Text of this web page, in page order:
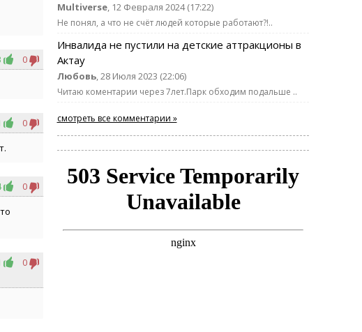
0
0
0
0
Multiverse, 12 Февраля 2024 (17:22)
Не понял, а что не счёт людей которые работают?!..
Инвалида не пустили на детские аттракционы в
Актау
Любовь, 28 Июля 2023 (22:06)
Читаю коментарии через 7лет.Парк обходим подальше ..
смотреть все комментарии »